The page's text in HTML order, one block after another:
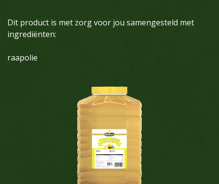
Dit product is met zorg voor jou samengesteld met
ingrediënten:
raapolie